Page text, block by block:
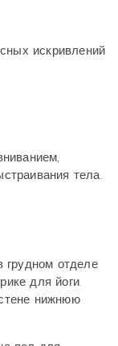
искривлений
тела.
грудном отделе
для йоги.
нижнюю